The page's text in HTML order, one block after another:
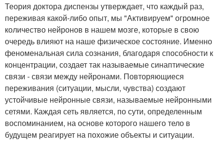
Теория доктора диспензы утверждает, что каждый раз,
переживая какой-либо опыт, мы "Активируем" огромное
количество нейронов в нашем мозге, которые в свою
очередь влияют на наше физическое состояние. Именно
феноменальная сила сознания, благодаря способности к
концентрации, создает так называемые синаптические
связи - связи между нейронами. Повторяющиеся
переживания (ситуации, мысли, чувства) создают
устойчивые нейронные связи, называемые нейронными
сетями. Каждая сеть является, по сути, определенным
воспоминанием, на основе которого нашего тело в
будущем реагирует на похожие объекты и ситуации.